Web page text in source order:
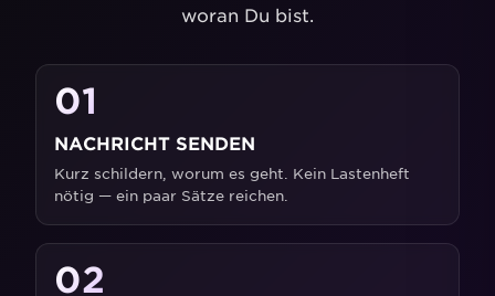
woran Du bist.
01
NACHRICHT SENDEN
Kurz schildern, worum es geht. Kein Lastenheft
nötig — ein paar Sätze reichen.
02